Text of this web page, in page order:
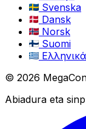
Svenska
Dansk
Norsk
Suomi
Ελληνικά
© 2026
Abiadura eta